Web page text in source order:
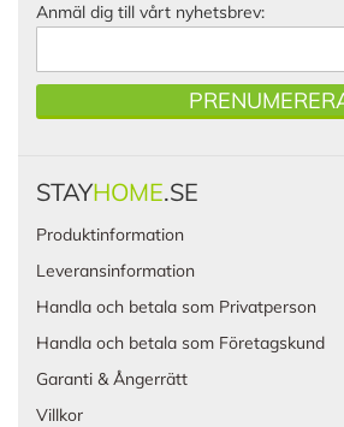
Anmäl dig till vårt nyhetsbrev:
STAYHOME.SE
Produktinformation
Leveransinformation
Handla och betala som Privatperson
Handla och betala som Företagskund
Garanti & Ångerrätt
Villkor